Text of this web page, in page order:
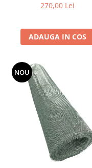
270,00 Lei
ADAUGA IN COS
NOU